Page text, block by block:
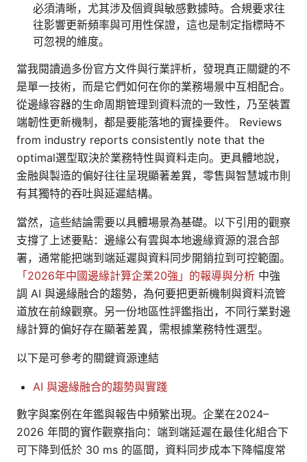
必須清晰，尤其涉及個資與敏感數據時。合規要求往
往影響更新頻率與可用性保證，這也是制定指標時不
可忽視的維度。
當我閱讀過多份官方文件與行業評析，發現真正關鍵的不
是單一技術，而是它們如何在你的業務場景中互相配合。
從邊緣容器的生命周期管理到資料流的一致性，乃至裝置
端韌性更新機制，都是要能落地的實操要件。 Reviews
from industry reports consistently note that the
optimal選型取決於業務特性與資料走向。更具體地說，
金融與製造的偏好往往呈現顯著差異，零售與智慧城市則
有其獨特的吞吐與延遲結構。
當然，這些結論需要以具體場景為基礎。以下引用的觀察
支撐了上述要點：邊緣公有雲與本地邊緣資源的混合部
署，通常能把端到端延遲與資料同步開銷拉到可控範圍。
「2026年中國邊緣計算企業20強」的報導與分析 中強
調 AI 與邊緣融合的趨勢，為何要把更新機制與資料流管
道放在前線觀察。另一份地區性評鑑指出，不同行業對邊
緣計算的偏好存在顯著差異，需根據業務特性選型。
以下是可參考的關鍵資源連結
AI 與邊緣融合的趨勢與實踐
數字與案例在年鑑與報告中頻繁出現。企業在2024–
2026 年間的實作觀察指向：端到端延遲在最佳化組合下
可下降到低於 30 ms 的區間，資料同步成本下降幅度常